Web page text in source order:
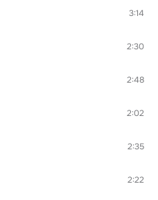
3:14
2:30
2:48
2:02
2:35
2:22